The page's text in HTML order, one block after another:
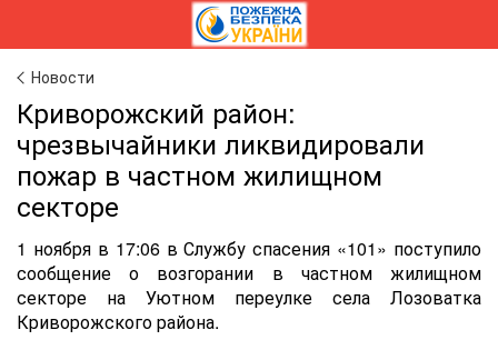
Новости
Криворожский район:
чрезвычайники ликвидировали
пожар в частном жилищном
секторе
1 ноября в 17:06 в Службу спасения «101» поступило
сообщение о возгорании в частном жилищном
секторе на Уютном переулке села Лозоватка
Криворожского района.